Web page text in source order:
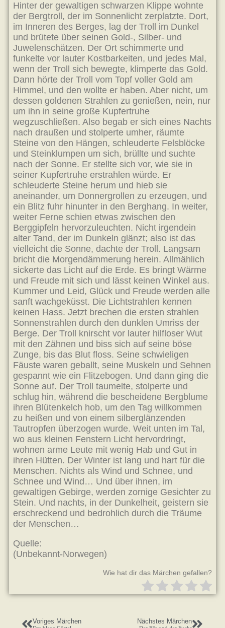
Hinter der gewaltigen schwarzen Klippe wohnte
der Bergtroll, der im Sonnenlicht zerplatzte. Dort,
im Inneren des Berges, lag der Troll im Dunkel
und brütete über seinen Gold-, Silber- und
Juwelenschätzen. Der Ort schimmerte und
funkelte vor lauter Kostbarkeiten, und jedes Mal,
wenn der Troll sich bewegte, klimperte das Gold.
Dann hörte der Troll vom Topf voller Gold am
Himmel, und den wollte er haben. Aber nicht, um
dessen goldenen Strahlen zu genießen, nein, nur
um ihn in seine große Kupfertruhe
wegzuschließen. Also begab er sich eines Nachts
nach draußen und stolperte umher, räumte
Steine von den Hängen, schleuderte Felsblöcke
und Steinklumpen um sich, brüllte und suchte
nach der Sonne. Er stellte sich vor, wie sie in
seiner Kupfertruhe erstrahlen würde. Er
schleuderte Steine herum und hieb sie
aneinander, um Donnergrollen zu erzeugen, und
ein Blitz fuhr hinunter in den Berghang. In weiter,
weiter Ferne schien etwas zwischen den
Berggipfeln hervorzuleuchten. Nicht irgendein
alter Tand, der im Dunkeln glänzt; also ist das
vielleicht die Sonne, dachte der Troll. Langsam
bricht die Morgendämmerung herein. Allmählich
sickerte das Licht auf die Erde. Es bringt Wärme
und Freude mit sich und lässt keinen Winkel aus.
Kummer und Leid, Glück und Freude werden alle
sanft wachgeküsst. Die Lichtstrahlen kennen
keinen Hass. Jetzt brechen die ersten strahlen
Sonnenstrahlen durch den dunklen Umriss der
Berge. Der Troll knirscht vor lauter hilfloser Wut
mit den Zähnen und biss sich auf seine böse
Zunge, bis das Blut floss. Seine schwieligen
Fäuste waren geballt, seine Muskeln und Sehnen
gespannt wie ein Flitzebogen. Und dann ging die
Sonne auf. Der Troll taumelte, stolperte und
schlug hin, während die bescheidene Bergblume
ihren Blütenkelch hob, um den Tag willkommen
zu heißen und von einem silberglänzenden
Tautropfen überzogen wurde. Weit unten im Tal,
wo aus kleinen Fenstern Licht hervordringt,
wohnen arme Leute mit wenig Hab und Gut in
ihren Hütten. Der Winter ist lang und hart für die
Menschen. Nichts als Wind und Schnee, und
Schnee und Wind… Und über ihnen, im
gewaltigen Gebirge, werden zornige Gesichter zu
Stein. Und nachts, in der Dunkelheit, geistern sie
erschreckend und bedrohlich durch die Träume
der Menschen…
Quelle:
(Unbekannt-Norwegen)
Wie hat dir das Märchen gefallen?
Voriges Märchen Nächstes Märchen